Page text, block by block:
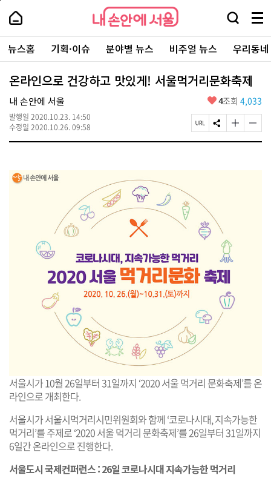
본
로
가
내
손
안
에
서
울
-
서
울
시
대
표
소
털
내
손
에
울
검
창
열
기
메
뉴
전
체
보
주
요
서
뉴스홈 기획·이슈 분야별 뉴스 비주얼 뉴스 우리동
온라인으로 건강하고 맛있게! 서울먹거리문화축제
내 손안에 서울
발행일 2020.10.23. 14:50
수정일 2020.10.26. 09:58
좋
요
4조회 4,033
페
이
사
S
N
글
자
글
자
서울시가 10월 26일부터 31일까지 ‘2020 서울 먹거리 문화축제’를 온
라인으로 개최한다.
서울시가 서울시먹거리시민위원회와 함께 ‘코로나시대, 지속가능한
먹거리’를 주제로 ‘2020 서울 먹거리 문화축제’를 26일부터 31일까지
6일간 온라인으로 진행한다.
서울도시 국제컨퍼런스 : 26일 코로나시대 지속가능한 먹거리
페
상
단
로